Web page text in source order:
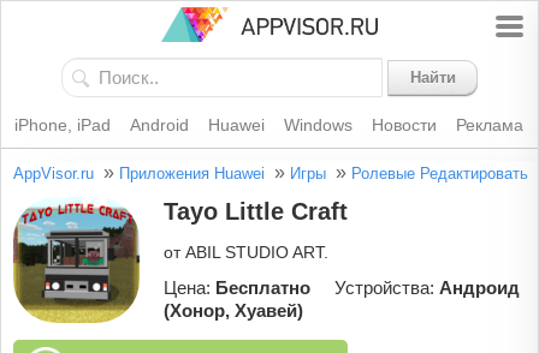
Найти
iPhone, iPad Android Huawei Windows Новости Реклама
AppVisor.ru » Приложения Huawei » Игры » Ролевые Редактировать
Tayo Little Craft
от ABIL STUDIO ART.
Цена: Бесплатно Устройства: Андроид
(Хонор, Хуавей)